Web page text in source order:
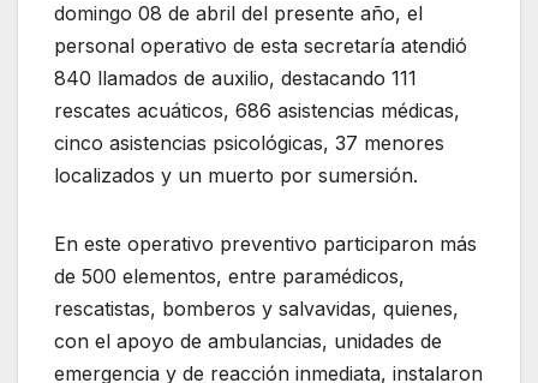
domingo 08 de abril del presente año, el
personal operativo de esta secretaría atendió
840 llamados de auxilio, destacando 111
rescates acuáticos, 686 asistencias médicas,
cinco asistencias psicológicas, 37 menores
localizados y un muerto por sumersión.
En este operativo preventivo participaron más
de 500 elementos, entre paramédicos,
rescatistas, bomberos y salvavidas, quienes,
con el apoyo de ambulancias, unidades de
emergencia y de reacción inmediata, instalaron